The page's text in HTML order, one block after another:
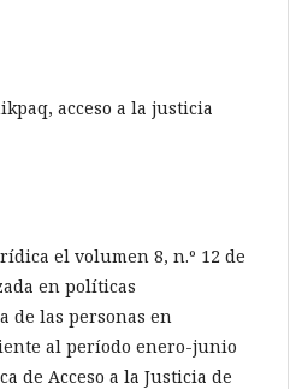
acceso a la justicia
el volumen 8, n.º 12 de
en políticas
de las personas en
al período enero-junio
de Acceso a la Justicia de